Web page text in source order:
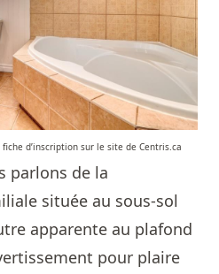
d’inscription sur le site de Centris.ca
parlons de la
située au sous-sol
apparente au plafond
pour plaire